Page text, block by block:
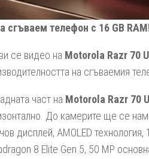
сгъваем телефон с 16 GB
се видео на Motorola Razr 70
на сгъваемия
част на Motorola Razr 70
До камерите ще се
дисплей, AMOLED
8 Elite Gen 5, 50 MP